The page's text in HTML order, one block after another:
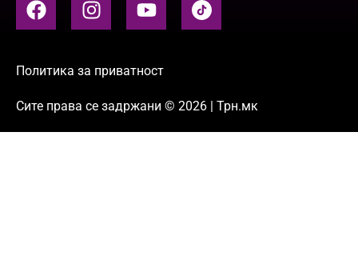
Политика за приватност
Сите права се задржани © 2026 | Трн.мк